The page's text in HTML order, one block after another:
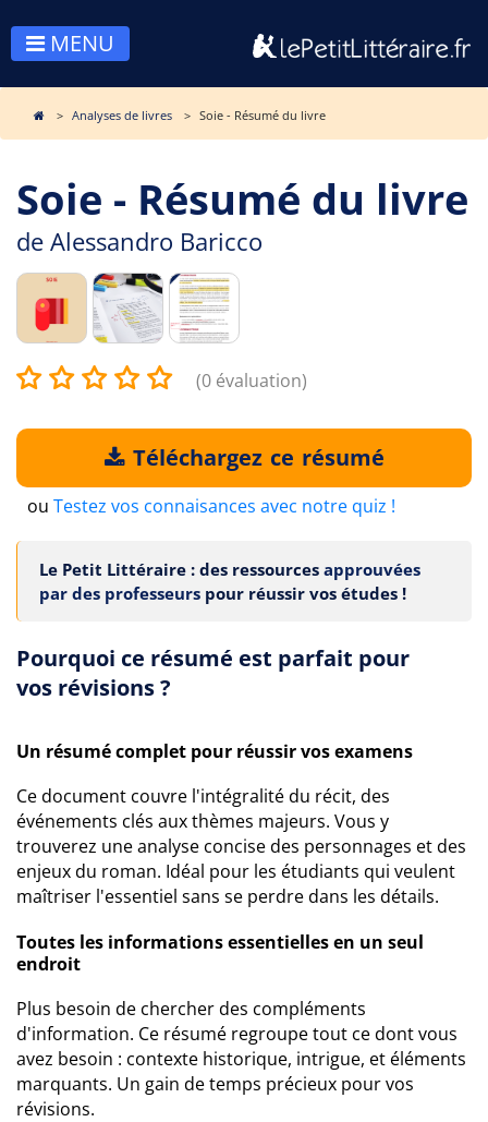
MENU
Analyses de livres Soie - Résumé du livre
Soie - Résumé du livre
de Alessandro Baricco
(0 évaluation)
Téléchargez ce résumé
ou Testez vos connaisances avec notre quiz !
Le Petit Littéraire : des ressources approuvées
par des professeurs pour réussir vos études !
Pourquoi ce résumé est parfait pour
vos révisions ?
Un résumé complet pour réussir vos examens
Ce document couvre l'intégralité du récit, des
événements clés aux thèmes majeurs. Vous y
trouverez une analyse concise des personnages et des
enjeux du roman. Idéal pour les étudiants qui veulent
maîtriser l'essentiel sans se perdre dans les détails.
Toutes les informations essentielles en un seul
endroit
Plus besoin de chercher des compléments
d'information. Ce résumé regroupe tout ce dont vous
avez besoin : contexte historique, intrigue, et éléments
marquants. Un gain de temps précieux pour vos
révisions.